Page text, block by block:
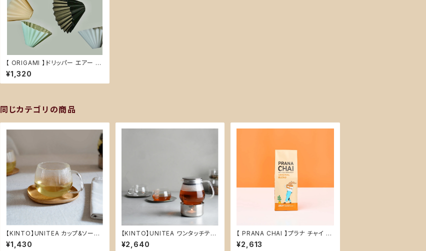
【 ORIGAMI 】ドリッパー エアー S
各色 / Dripper Air S
¥1,320
同じカテゴリの商品
【KINTO】UNITEA カップ&ソーサ
ー 125mm ウィロー
¥1,430
【KINTO】UNITEA ワンタッチティ
ーポット 460ml
¥2,640
【 PRANA CHAI 】プラナ チャイ O
RIGINAL BLEND 250g
¥2,613